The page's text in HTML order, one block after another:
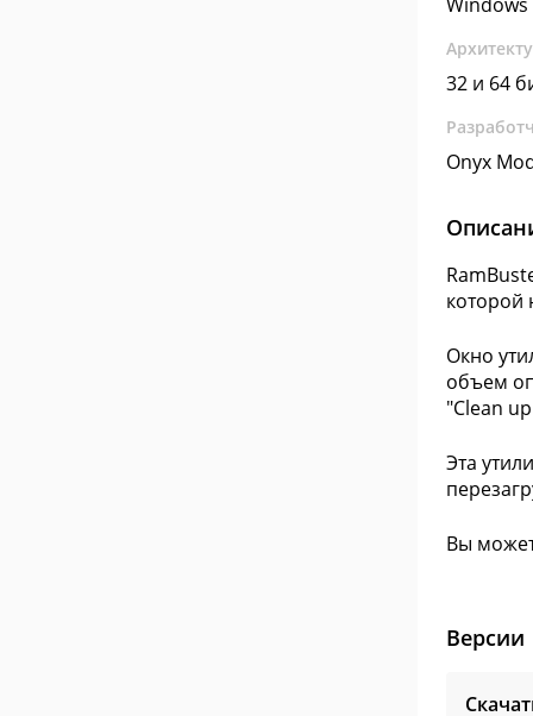
32 и 64
Onyx
которой
Окно
объем
"Clean
Эта
Вы
Версии